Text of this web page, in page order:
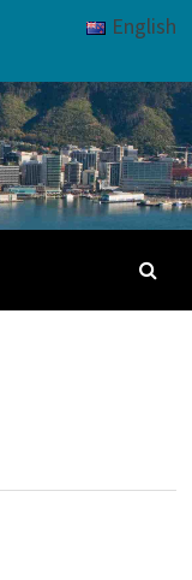
English